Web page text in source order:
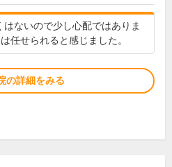
ないので少し心配ではありま
任せられると感じました。
の詳細をみる